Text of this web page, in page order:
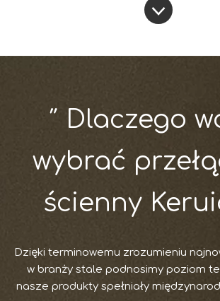
″ Dlaczego
wybrać
ścienny
Dzięki terminowemu zrozumieniu
w branży stale podnosimy poziom
nasze produkty spełniały